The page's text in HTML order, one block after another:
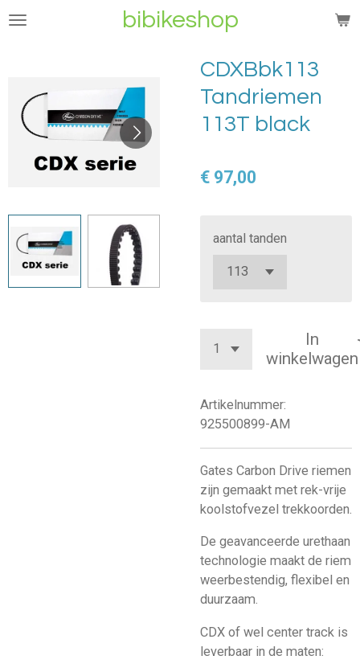
Ga
hoofdinhoud
bibikeshop
CDXBbk113
Tandriemen
113T black
€ 97,00
aantal tanden
In
winkelwagen
Artikelnummer:
925500899-AM
Gates Carbon Drive riemen
zijn gemaakt met rek-vrije
koolstofvezel trekkoorden.
De geavanceerde urethaan
technologie maakt de riem
weerbestendig, flexibel en
duurzaam.
CDX of wel center track is
leverbaar in de maten: